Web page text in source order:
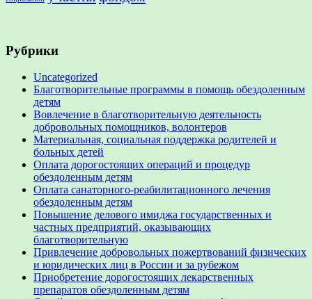
Рубрики
Uncategorized
Благотворительные программы в помощь обездоленным
детям
Вовлечение в благотворительную деятельность
добровольных помощников, волонтеров
Материальная, социальная поддержка родителей и
больных детей
Оплата дорогостоящих операций и процедур
обездоленным детям
Оплата санаторного-реабилитационного лечения
обездоленным детям
Повышение делового имиджа государственных и
частных предприятий, оказывающих
благотворительную
Привлечение добровольных пожертвований физических
и юридических лиц в России и за рубежом
Приобретение дорогостоящих лекарственных
препаратов обездоленным детям